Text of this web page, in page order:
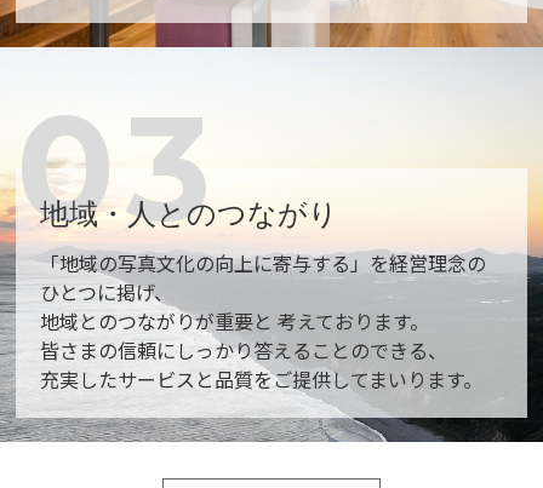
地域・人とのつながり
03
「地域の写真文化の向上に寄与する」を経営理念の
ひとつに掲げ、
地域とのつながりが重要と 考えております。
皆さまの信頼にしっかり答えることのできる、
充実したサービスと品質をご提供してまいります。